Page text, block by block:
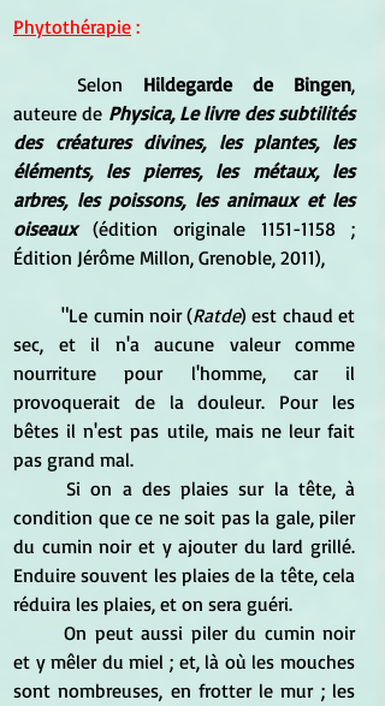
Phytothérapie :
	Selon
Hildegarde de Bingen,
auteure de Physica, Le livre des subtilités
des créatures divines, les plantes, les
éléments, les pierres, les métaux, les
arbres, les poissons, les animaux et les
oiseaux (édition originale 1151-1158 ;
Édition Jérôme Millon, Grenoble, 2011),
	"Le cumin noir (
Ratde) est chaud et
sec, et il n'a aucune valeur comme
nourriture pour l'homme, car il
provoquerait de la douleur. Pour les
bêtes il n'est pas utile, mais ne leur fait
pas grand mal.
condition que ce ne soit pas la gale, piler
du cumin noir et y ajouter du lard grillé.
Enduire souvent les plaies de la tête, cela
réduira les plaies, et on sera guéri.
	On peut aussi piler du cumin noir
et y mêler du miel ; et, là où les mouches
sont nombreuses, en frotter le mur ; les